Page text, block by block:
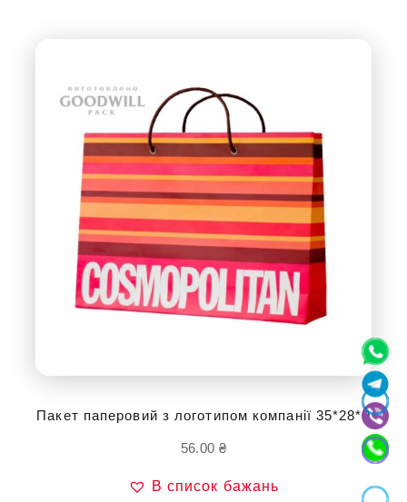
Пакет паперовий з логотипом компанії 35*28*9
56.00 ₴
В список бажань